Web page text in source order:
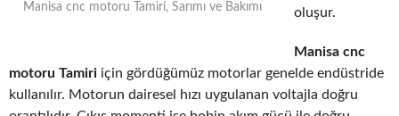
Manisa cnc motoru Tamiri, Sarımı ve Bakımı
oluşur.
Manisa cnc
motoru Tamiri için gördüğümüz motorlar genelde endüstride
kullanılır. Motorun dairesel hızı uygulanan voltajla doğru